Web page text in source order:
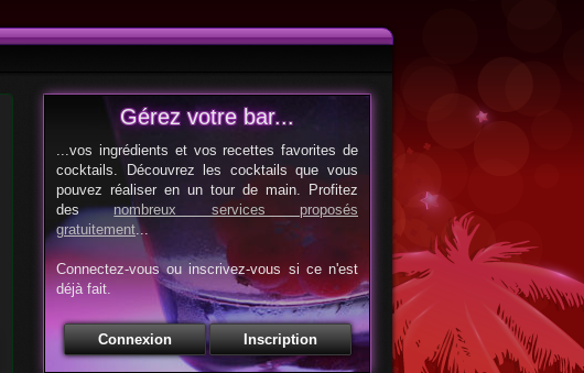
Gérez votre bar...
...vos ingrédients et vos recettes favorites de
cocktails. Découvrez les cocktails que vous
pouvez réaliser en un tour de main. Profitez
desnombreux services proposés
gratuitement...
Connectez-vous ou inscrivez-vous si ce n'est
déjà fait.